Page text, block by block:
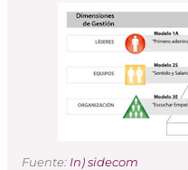
Fuente: In) sidecom